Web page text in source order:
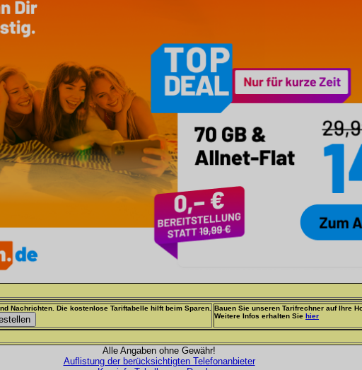
Nachrichten. Die kostenlose Tariftabelle hilft beim Sparen.
Bauen Sie unseren Tarifrechner auf Ihre
Weitere Infos erhalten Sie hier
Alle Angaben ohne Gewähr!
Auflistung der berücksichtigten Telefonanbieter